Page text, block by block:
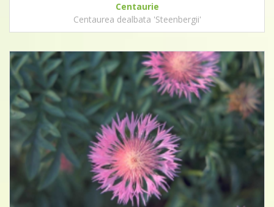
Centaurie
Centaurea dealbata 'Steenbergii'